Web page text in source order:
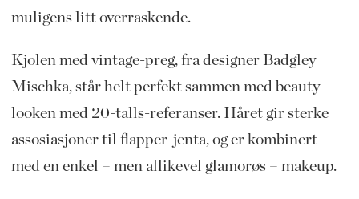
muligens litt overraskende.
Kjolen med vintage-preg, fra designer Badgley
Mischka, står helt perfekt sammen med beauty-
looken med 20-talls-referanser. Håret gir sterke
assosiasjoner til flapper-jenta, og er kombinert
med en enkel – men allikevel glamorøs – makeup.